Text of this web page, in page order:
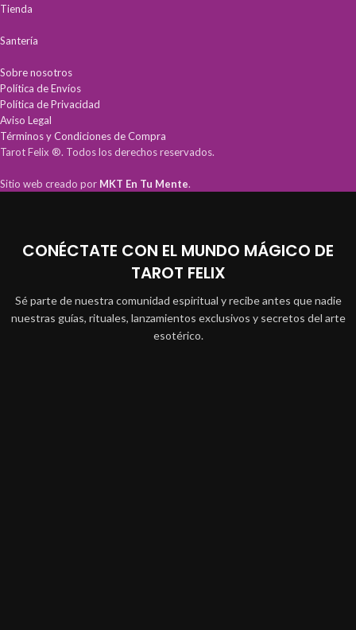
Tienda
Santería
Sobre nosotros
Política de Envíos
Política de Privacidad
Aviso Legal
Términos y Condiciones de Compra
Tarot Felix ®. Todos los derechos reservados.
Sitio web creado por MKT En Tu Mente.
CONÉCTATE CON EL MUNDO MÁGICO DE
TAROT FELIX
Sé parte de nuestra comunidad espiritual y recibe antes que nadie
nuestras guías, rituales, lanzamientos exclusivos y secretos del arte
esotérico.